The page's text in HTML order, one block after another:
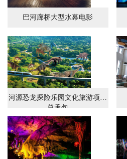
巴河廊桥大型水幕电影
河源恐龙探险乐园文化旅游项目
总承包